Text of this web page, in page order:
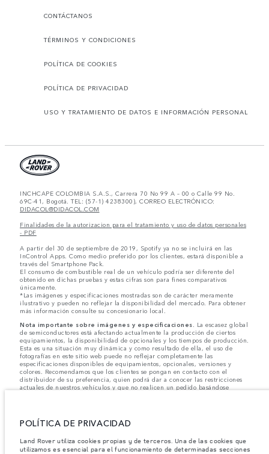
CONTÁCTANOS
TÉRMINOS Y CONDICIONES
POLÍTICA DE COOKIES
POLÍTICA DE PRIVACIDAD
USO Y TRATAMIENTO DE DATOS E INFORMACIÓN PERSONAL
INCHCAPE COLOMBIA S.A.S., Carrera 70 No 99 A – 00 o Calle 99 No.
69C-41, Bogotá. TEL: (57-1) 4238300), CORREO ELECTRÓNICO:
DIDACOL@DIDACOL.COM
Finalidades de la autorizacion para el tratamiento y uso de datos personales
- PDF
A partir del 30 de septiembre de 2019, Spotify ya no se incluirá en las
InControl Apps. Como medio preferido por los clientes, estará disponible a
través del Smartphone Pack.
El consumo de combustible real de un vehículo podría ser diferente del
obtenido en dichas pruebas y estas cifras son para fines comparativos
únicamente.
*Las imágenes y especificaciones mostradas son de carácter meramente
ilustrativo y pueden no reflejar la disponibilidad del mercado. Para obtener
más información consulte su concesionario local.
Nota importante sobre imágenes y especificaciones. La escasez global
de semiconductores está afectando actualmente la producción de ciertos
equipamientos, la disponibilidad de opcionales y los tiempos de producción.
Esta es una situación muy dinámica y como resultado de ella, el uso de
fotografías en este sitio web puede no reflejar completamente las
especificaciones disponibles de equipamientos, opcionales, versiones y
colores. Recomendamos que los clientes se pongan en contacto con el
distribuidor de su preferencia, quien podrá dar a conocer las restricciones
actuales de nuestros vehículos y que no realicen un pedido basándose
las especificaciones, el diseño y la producción de sus vehículos, piezas y
accesorios, por lo que se producen modificaciones de forma continua y sin
vendrán incluidas de serie. La información, las especificaciones, los motores
y los colores que aparecen en esta página web se basan en las
POLÍTICA DE PRIVACIDAD
Land Rover utiliza cookies propias y de terceros. Una de las cookies que
utilizamos es esencial para el funcionamiento de determinadas secciones